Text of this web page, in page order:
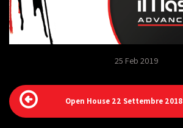
25 Feb 2019
Open House 22 Settembre 2018